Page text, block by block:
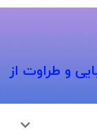
و طراوت از